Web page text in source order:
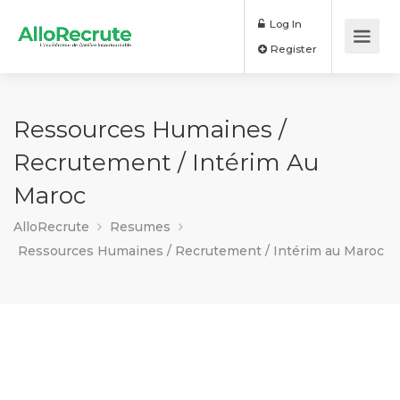
Log In
Ressources Humaines /
Recrutement / Intérim Au
Maroc
AlloRecrute
Resumes
Ressources Humaines / Recrutement / Intérim au Maroc